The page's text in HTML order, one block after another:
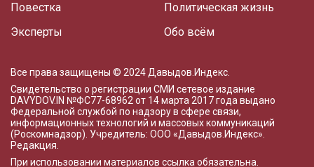
Повестка
Эксперты
Политическая жизнь
Обо всём
Все права защищены © 2024 Давыдов.Индекс.
Свидетельство о регистрации СМИ сетевое издание
DAVYDOV.IN №ФС77-68962 от 14 марта 2017 года выдано
Федеральной службой по надзору в сфере связи,
информационных технологий и массовых коммуникаций
(Роскомнадзор). Учредитель: ООО «Давыдов.Индекс».
Редакция
При использовании материалов ссылка обязательна.